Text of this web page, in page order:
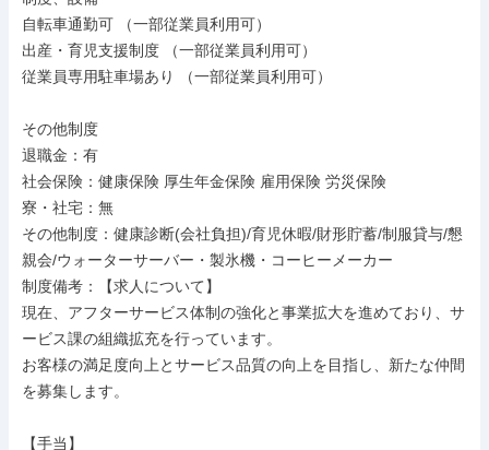
自転車通勤可 （一部従業員利用可）
出産・育児支援制度 （一部従業員利用可）
従業員専用駐車場あり （一部従業員利用可）
その他制度
退職金：有
社会保険：健康保険 厚生年金保険 雇用保険 労災保険
寮・社宅：無
その他制度：健康診断(会社負担)/育児休暇/財形貯蓄/制服貸与/懇
親会/ウォーターサーバー・製氷機・コーヒーメーカー
制度備考：【求人について】
現在、アフターサービス体制の強化と事業拡大を進めており、サ
ービス課の組織拡充を行っています。
お客様の満足度向上とサービス品質の向上を目指し、新たな仲間
を募集します。
【手当】